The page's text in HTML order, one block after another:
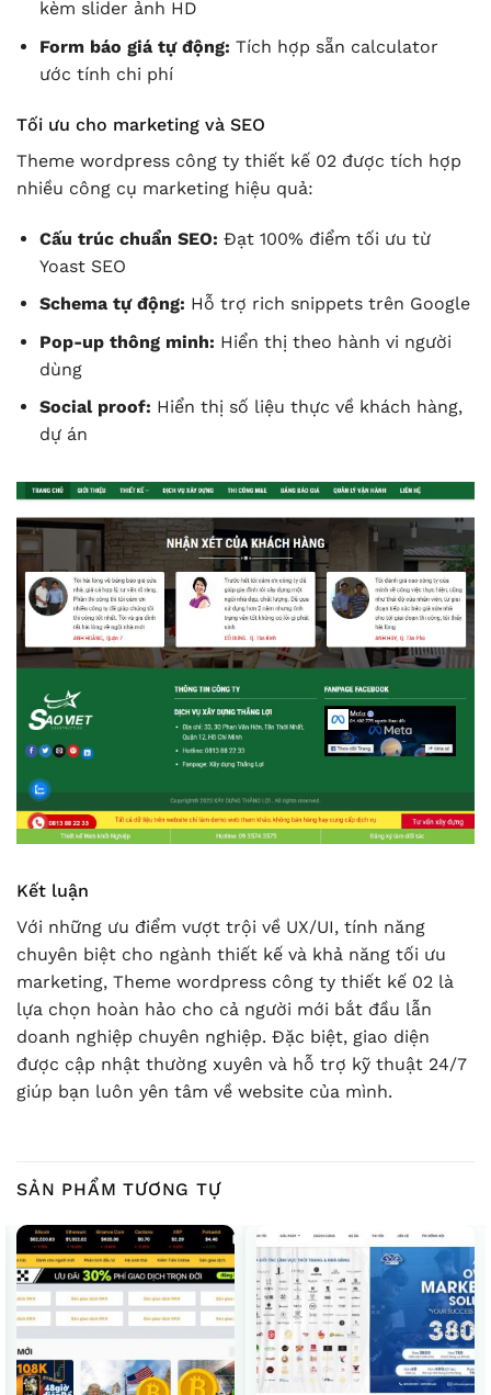
kèm slider ảnh HD
Form báo giá tự động: Tích hợp sẵn calculator
ước tính chi phí
Tối ưu cho marketing và SEO
Theme wordpress công ty thiết kế 02 được tích hợp
nhiều công cụ marketing hiệu quả:
Cấu trúc chuẩn SEO: Đạt 100% điểm tối ưu từ
Yoast SEO
Schema tự động: Hỗ trợ rich snippets trên Google
Pop-up thông minh: Hiển thị theo hành vi người
dùng
Social proof: Hiển thị số liệu thực về khách hàng,
dự án
Kết luận
Với những ưu điểm vượt trội về UX/UI, tính năng
chuyên biệt cho ngành thiết kế và khả năng tối ưu
marketing, Theme wordpress công ty thiết kế 02 là
lựa chọn hoàn hảo cho cả người mới bắt đầu lẫn
doanh nghiệp chuyên nghiệp. Đặc biệt, giao diện
được cập nhật thường xuyên và hỗ trợ kỹ thuật 24/7
giúp bạn luôn yên tâm về website của mình.
SẢN PHẨM TƯƠNG TỰ